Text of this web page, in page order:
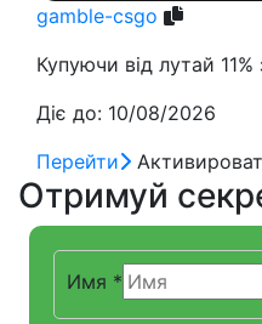
gamble-csgo
Купуючи від лутай
Діє до: 10/08/2026
Перейти
Отримуй
Имя *